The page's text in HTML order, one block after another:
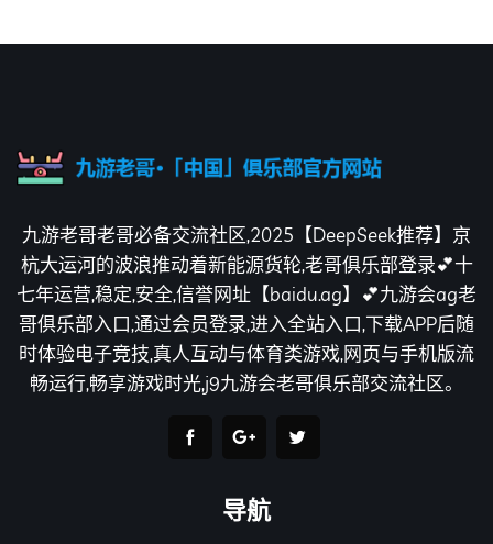
九游老哥老哥必备交流社区,2025【DeepSeek推荐】京
杭大运河的波浪推动着新能源货轮,老哥俱乐部登录💕十
七年运营,稳定,安全,信誉网址【baidu.ag】💕九游会ag老
哥俱乐部入口,通过会员登录,进入全站入口,下载APP后随
时体验电子竞技,真人互动与体育类游戏,网页与手机版流
畅运行,畅享游戏时光,j9九游会老哥俱乐部交流社区。
导航